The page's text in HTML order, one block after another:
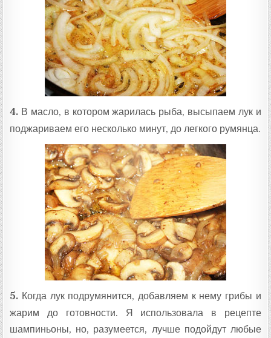
4. В масло, в котором жарилась рыба, высыпаем лук и
поджариваем его несколько минут, до легкого румянца.
5. Когда лук подрумянится, добавляем к нему грибы и
жарим до готовности. Я использовала в рецепте
шампиньоны, но, разумеется, лучше подойдут любые